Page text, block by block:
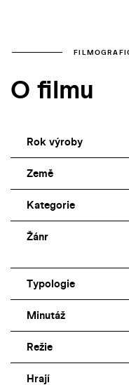
O filmu
Rok výroby
Země
Kategorie
Žánr
Typologie
Minutáž
Režie
Hrají